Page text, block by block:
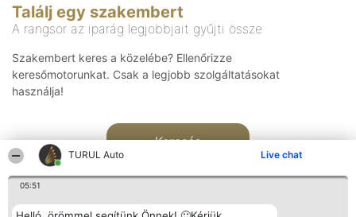
TURUL Auto Live chat
05:51
Találj egy szakembert
A rangsor az iparág legjobbjait gyűjti össze
Szakembert keres a közelébe? Ellenőrizze
keresőmotorunkat. Csak a legjobb szolgáltatásokat
használja!
Keresés